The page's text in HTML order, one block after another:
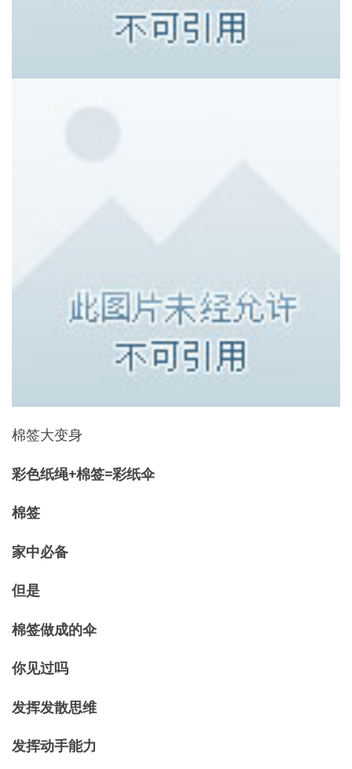
棉签大变身
彩色纸绳+棉签=彩纸伞
棉签
家中必备
但是
棉签做成的伞
你见过吗
发挥发散思维
发挥动手能力